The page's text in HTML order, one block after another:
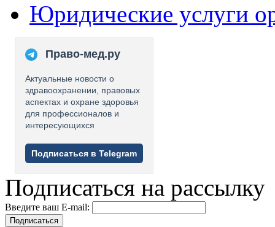
Юридические услуги
Право-мед.ру
Актуальные новости о
здравоохранении, правовых
аспектах и охране здоровья
для профессионалов и
интересующихся
Подписаться в Telegram
Подписаться на рассылку
Введите ваш E-mail:
Подписаться